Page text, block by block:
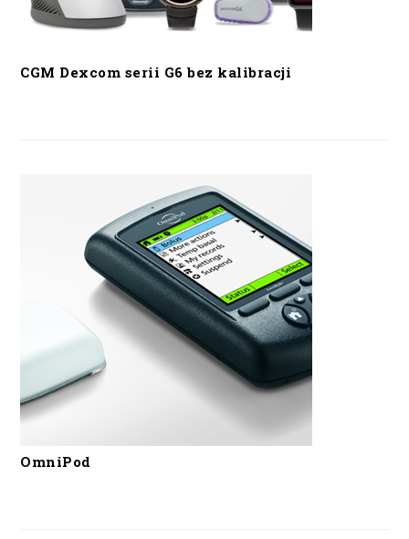
CGM Dexcom serii G6 bez kalibracji
OmniPod